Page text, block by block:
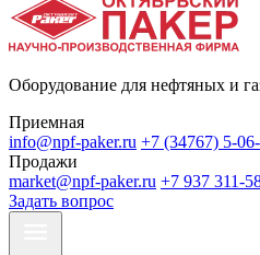
Оборудование для нефтяных и
Приемная
info@npf-paker.ru +7 (34767) 5-
Продажи
market@npf-paker.ru +7 937 311-
Задать вопрос